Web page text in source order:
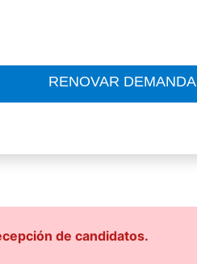
RENOVAR DEMANDA
de candidatos.